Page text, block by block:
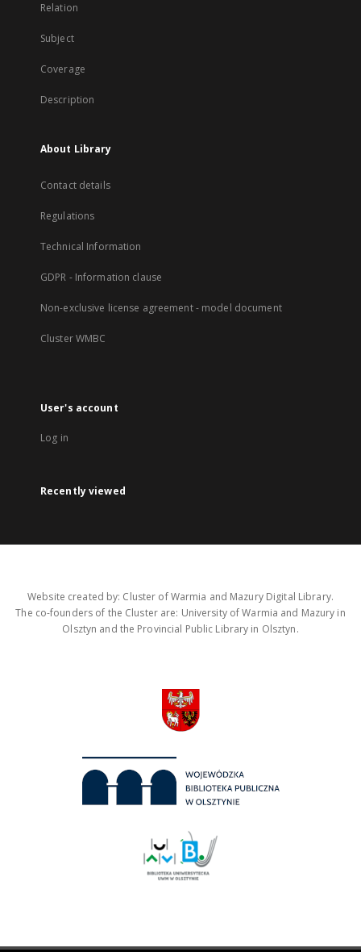
Relation
Subject
Coverage
Description
About Library
Contact details
Regulations
Technical Information
GDPR - Information clause
Non-exclusive license agreement - model document
Cluster WMBC
User's account
Log in
Recently viewed
Website created by: Cluster of Warmia and Mazury Digital Library.
The co-founders of the Cluster are: University of Warmia and Mazury in
Olsztyn and the Provincial Public Library in Olsztyn.